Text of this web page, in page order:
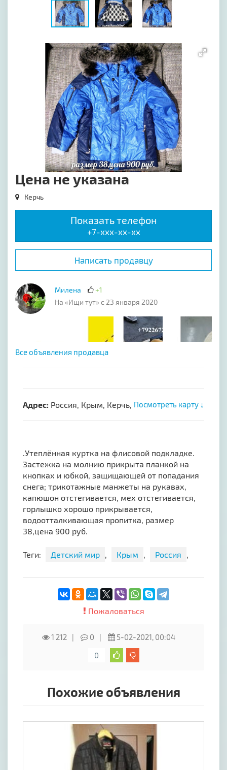
Цена не указана
Керчь
Показать телефон
+7-xxx-xx-xx
Написать продавцу
Милена
+1
На «Ищи тут» с 23 января 2020
Все объявления продавца
Адрес: Россия, Крым, Керчь, Посмотреть карту ↓
.Утеплённая куртка на флисовой подкладке.
Застежка на молнию прикрыта планкой на
кнопках и юбкой, защищающей от попадания
снега; трикотажные манжеты на рукавах,
капюшон отстегивается, мех отстегивается,
горлышко хорошо прикрывается,
водоотталкивающая пропитка, размер
38,цена 900 руб.
Теги: Детский мир , Крым , Россия ,
Пожаловаться
1 212 0
5-02-2021, 00:04
0
Похожие объявления